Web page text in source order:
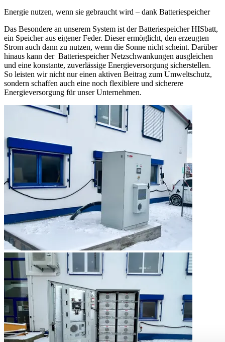
Energie nutzen, wenn sie gebraucht wird – dank Batteriespeicher
Das Besondere an unserem System ist der Batteriespeicher HISbatt,
ein Speicher aus eigener Feder. Dieser ermöglicht, den erzeugten
Strom auch dann zu nutzen, wenn die Sonne nicht scheint. Darüber
hinaus kann der Batteriespeicher Netzschwankungen ausgleichen
und eine konstante, zuverlässige Energieversorgung sicherstellen.
So leisten wir nicht nur einen aktiven Beitrag zum Umweltschutz,
sondern schaffen auch eine noch flexiblere und sicherere
Energieversorgung für unser Unternehmen.